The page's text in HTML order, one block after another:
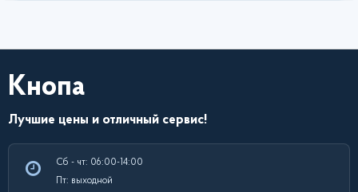
Кнопа
Лучшие цены и отличный сервис!
Сб - чт: 06:00-14:00
Пт: выходной